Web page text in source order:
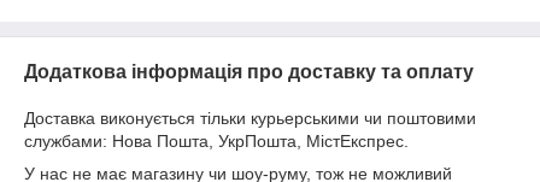
Додаткова інформація про доставку та оплату
Доставка виконується тільки курьерськими чи поштовими
службами: Нова Пошта, УкрПошта, МістЕкспрес.
У нас не має магазину чи шоу-руму, тож не можливий